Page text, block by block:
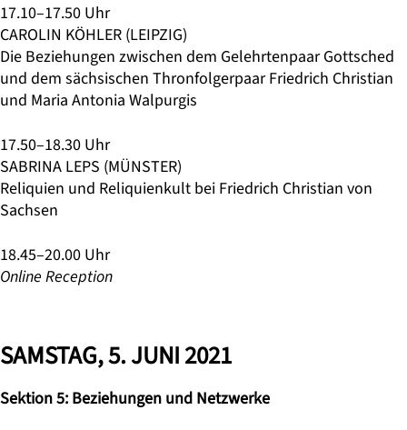
17.10–17.50 Uhr
CAROLIN KÖHLER (LEIPZIG)
Die Beziehungen zwischen dem Gelehrtenpaar Gottsched
und dem sächsischen Thronfolgerpaar Friedrich Christian
und Maria Antonia Walpurgis
17.50–18.30 Uhr
SABRINA LEPS (MÜNSTER)
Reliquien und Reliquienkult bei Friedrich Christian von
Sachsen
18.45–20.00 Uhr
Online Reception
SAMSTAG, 5. JUNI 2021
Sektion 5: Beziehungen und Netzwerke